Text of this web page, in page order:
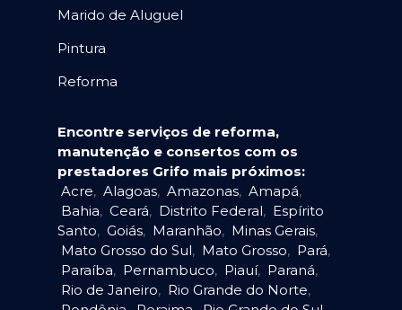
Marido de Aluguel
Pintura
Reforma
Encontre serviços de reforma,
manutenção e consertos com os
prestadores Grifo mais próximos:
Acre, Alagoas, Amazonas, Amapá,
Bahia, Ceará, Distrito Federal, Espírito
Santo, Goiás, Maranhão, Minas Gerais,
Mato Grosso do Sul, Mato Grosso, Pará,
Paraíba, Pernambuco, Piauí, Paraná,
Rio de Janeiro, Rio Grande do Norte,